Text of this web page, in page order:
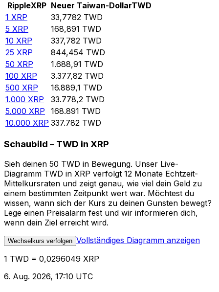
RippleXRP Neuer Taiwan-DollarTWD
1 XRP 33,7782 TWD
5 XRP 168,891 TWD
10 XRP 337,782 TWD
25 XRP 844,454 TWD
50 XRP 1.688,91 TWD
100 XRP 3.377,82 TWD
500 XRP 16.889,1 TWD
1.000 XRP 33.778,2 TWD
5.000 XRP 168.891 TWD
10.000 XRP 337.782 TWD
Schaubild – TWD in XRP
Sieh deinen 50 TWD in Bewegung. Unser Live-
Diagramm TWD in XRP verfolgt 12 Monate Echtzeit-
Mittelkursraten und zeigt genau, wie viel dein Geld zu
einem bestimmten Zeitpunkt wert war. Möchtest du
wissen, wann sich der Kurs zu deinen Gunsten bewegt?
Lege einen Preisalarm fest und wir informieren dich,
wenn dein Ziel erreicht wird.
Wechselkurs verfolgen Vollständiges Diagramm anzeigen
1 TWD = 0,0296049 XRP
6. Aug. 2026, 17:10 UTC